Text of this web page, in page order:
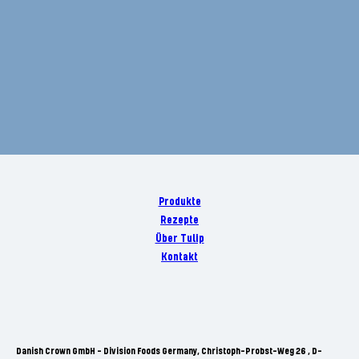
Produkte
Rezepte
Über Tulip
Kontakt
Danish Crown GmbH - Division Foods Germany, Christoph-Probst-Weg 26 , D-